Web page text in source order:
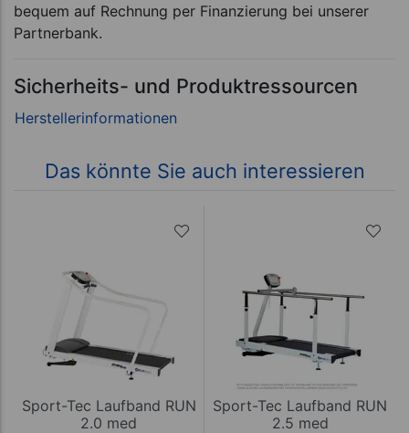
bequem auf Rechnung per Finanzierung bei unserer
Partnerbank.
Sicherheits- und Produktressourcen
Das könnte Sie auch interessieren
Sport-Tec Laufband RUN
2.0 med
Sport-Tec Laufband RUN
2.5 med